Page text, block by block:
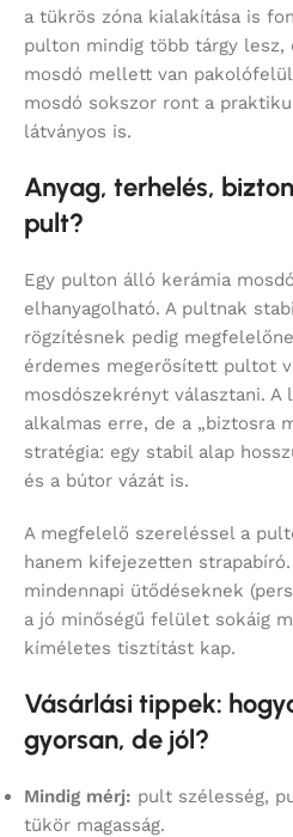
a tükrös zóna kialakítása is
pulton mindig több tárgy lesz,
mosdó mellett van
mosdó sokszor ront a
látványos is.
Anyag, terhelés,
pult?
Egy pulton álló kerámia
elhanyagolható. A pultnak
rögzítésnek pedig
érdemes megerősített pultot
mosdószekrényt választani.
alkalmas erre, de a „biztosra
stratégia: egy stabil alap
és a bútor vázát is.
A megfelelő szereléssel a
hanem kifejezetten
mindennapi ütődéseknek
a jó minőségű felület sokáig
kíméletes tisztítást kap.
Vásárlási tippek:
gyorsan, de jól?
Mindig mérj: pult szélesség,
tükör magasság.